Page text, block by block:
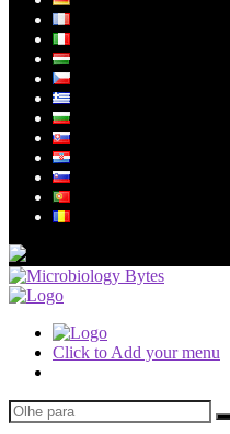
Click to Add your menu